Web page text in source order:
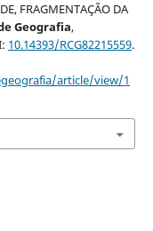
FRAGMENTAÇÃO DA
Geografia,
10.14393/RCG82215559.
article/view/1